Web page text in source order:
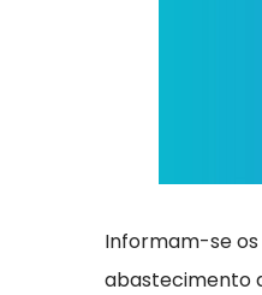
Informam-se os
abastecimento